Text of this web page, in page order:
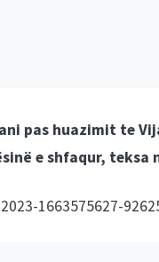
pas huazimit te
e shfaqur,